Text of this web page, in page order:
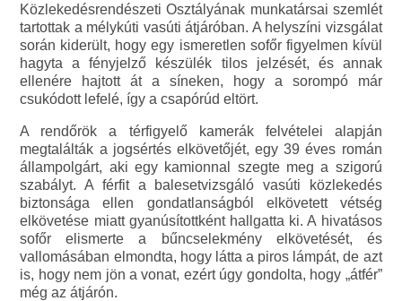
Közlekedésrendészeti Osztályának munkatársai szemlét
tartottak a mélykúti vasúti átjáróban. A helyszíni vizsgálat
során kiderült, hogy egy ismeretlen sofőr figyelmen kívül
hagyta a fényjelző készülék tilos jelzését, és annak
ellenére hajtott át a síneken, hogy a sorompó már
csukódott lefelé, így a csapórúd eltört.
A rendőrök a térfigyelő kamerák felvételei alapján
megtalálták a jogsértés elkövetőjét, egy 39 éves román
állampolgárt, aki egy kamionnal szegte meg a szigorú
szabályt. A férfit a balesetvizsgáló vasúti közlekedés
biztonsága ellen gondatlanságból elkövetett vétség
elkövetése miatt gyanúsítottként hallgatta ki. A hivatásos
sofőr elismerte a bűncselekmény elkövetését, és
vallomásában elmondta, hogy látta a piros lámpát, de azt
is, hogy nem jön a vonat, ezért úgy gondolta, hogy „átfér”
még az átjárón.